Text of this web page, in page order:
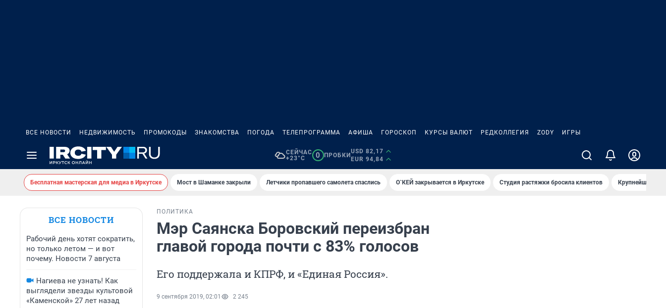
ВСЕ НОВОСТИ НЕДВИЖИМОСТЬ ПРОМОКОДЫ ЗНАКОМСТВА ПОГОДА ТЕЛЕПРОГРАММА АФИША ГОРОСКОП КУРСЫ ВАЛЮТ РЕДКОЛЛЕГИЯ ZODY ИГРЫ
СЕЙЧАС
+23°C
0 ПРОБКИ
USD 82,17
EUR 94,84
Бесплатная мастерская для медиа в Иркутске Мост в Шаманке закрыли Летчики пропавшего самолета спаслись О`КЕЙ закрывается в Иркутске Студия растяжки бросила клиентов Крупнейшие
ВСЕ НОВОСТИ
Рабочий день хотят сократить,
но только летом — и вот
почему. Новости 7 августа
Нагиева не узнать! Как
выглядели звезды культовой
«Каменской» 27 лет назад
ПОЛИТИКА
Мэр Саянска Боровский переизбран
главой города почти с 83% голосов
Его поддержала и КПРФ, и «Единая Россия».
9 сентября 2019, 02:01 2 245